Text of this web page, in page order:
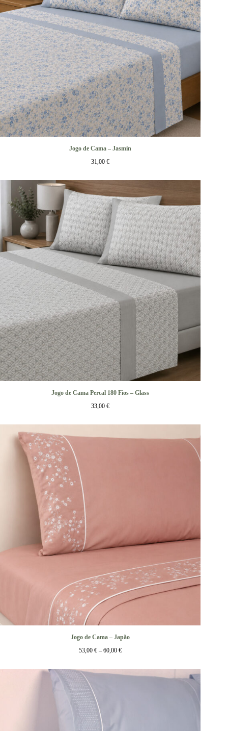
Jogo de Cama – Jasmin
31,00€
Jogo de Cama Percal 180 Fios – Glass
33,00€
Jogo de Cama – Japão
53,00€ – 60,00€